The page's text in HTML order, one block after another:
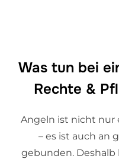
Was tun bei
Rechte &
Angeln ist nicht nur
– es ist auch an
gebunden. Deshalb